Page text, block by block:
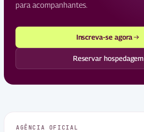
para acompanhantes.
Inscreva-se agora
Reservar hospedagem
AGÊNCIA OFICIAL